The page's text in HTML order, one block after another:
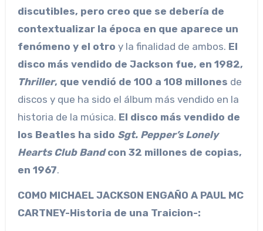
discutibles, pero creo que se debería de
contextualizar la época en que aparece un
fenómeno y el otro y la finalidad de ambos. El
disco más vendido de Jackson fue, en 1982,
Thriller, que vendió de 100 a 108 millones de
discos y que ha sido el álbum más vendido en la
historia de la música. El disco más vendido de
los Beatles ha sido Sgt. Pepper’s Lonely
Hearts Club Bandcon 32 millones de copias,
en 1967.
COMO MICHAEL JACKSON ENGAÑO A PAUL MC
CARTNEY-Historia de una Traicion-: